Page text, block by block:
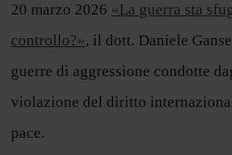
20 marzo 2026 «La guerra sta
controllo?», il dott. Daniele
guerre di aggressione condotte
violazione del diritto
pace.